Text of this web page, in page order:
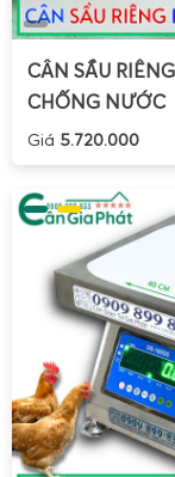
lịch giao hàng;
tiến hành lắp
tiết cách sử
đó, khách hàng
Bảo dưỡng và
nơi ở Miền
CÂN SẦU
CHỐNG NƯỚC
Giá 5.720.000